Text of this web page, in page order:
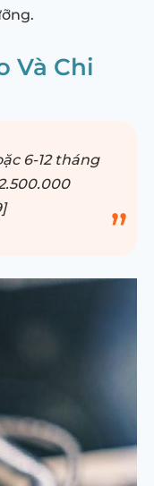
Và Chi
6-12 tháng